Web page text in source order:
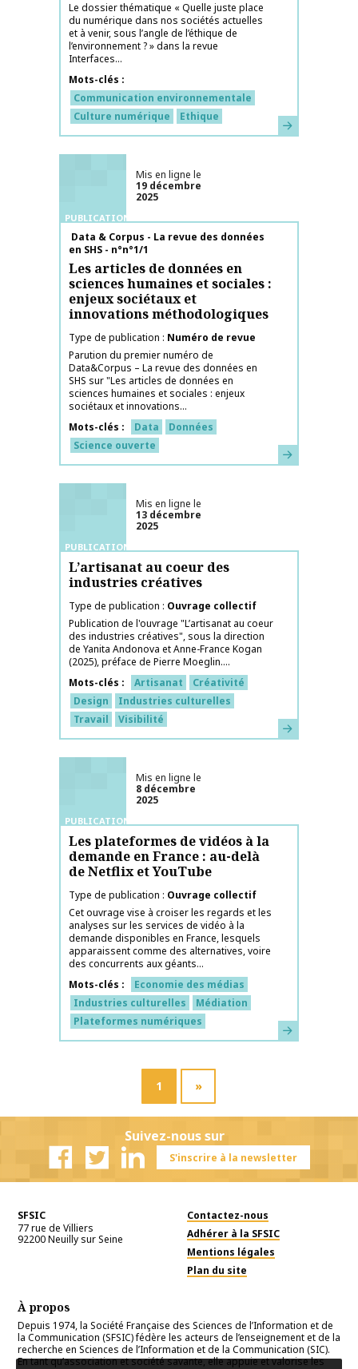
Le dossier thématique « Quelle juste place
du numérique dans nos sociétés actuelles
et à venir, sous l’angle de l’éthique de
l’environnement ? » dans la revue
Interfaces...
Mots-clés
Communication environnementale
Culture numérique
Ethique En savoir plus
PUBLICATIONS
Mis en ligne le
19 décembre
2025
Nom de la publication
Data & Corpus - La revue des données
en SHS - n°n°1/1
Les articles de données en
sciences humaines et sociales :
enjeux sociétaux et
innovations méthodologiques
Type de publication
Numéro de revue
Parution du premier numéro de
Data&Corpus – La revue des données en
SHS sur "Les articles de données en
sciences humaines et sociales : enjeux
sociétaux et innovations...
Mots-clés
Data
Données
Science ouverte
En savoir plus
PUBLICATIONS
Mis en ligne le
13 décembre
2025
L’artisanat au coeur des
industries créatives
Type de publication
Ouvrage collectif
Publication de l'ouvrage "L’artisanat au coeur
des industries créatives", sous la direction
de Yanita Andonova et Anne-France Kogan
(2025), préface de Pierre Moeglin....
Mots-clés
Artisanat
Créativité
Design
Industries culturelles
Travail
Visibilité En savoir plus
PUBLICATIONS
Mis en ligne le
8 décembre
2025
Les plateformes de vidéos à la
demande en France : au-delà
de Netflix et YouTube
Type de publication
Ouvrage collectif
Cet ouvrage vise à croiser les regards et les
analyses sur les services de vidéo à la
demande disponibles en France, lesquels
apparaissent comme des alternatives, voire
des concurrents aux géants...
Mots-clés
Economie des médias
Industries culturelles
Médiation
Plateformes numériques
En savoir plus
1 »
Suivez-nous sur
S'inscrire à la newsletter
SFSIC
77 rue de Villiers
92200Neuilly sur Seine
Contactez-nous
Adhérer à la SFSIC
Mentions légales
Plan du site
À propos
Depuis 1974, la Société Française des Sciences de l’Information et de
la Communication (SFSIC) fédère les acteurs de l’enseignement et de la
recherche en Sciences de l’Information et de la Communication (SIC).
En tant qu’association et société savante, elle appuie et valorise les